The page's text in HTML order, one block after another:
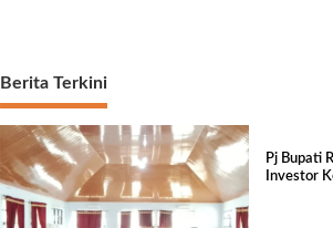
Berita Terkini
Pj Bupati
Investor